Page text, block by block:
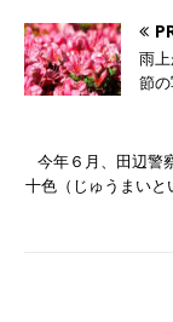
雨
節
今年６月、田辺警
十色（じゅうまいと